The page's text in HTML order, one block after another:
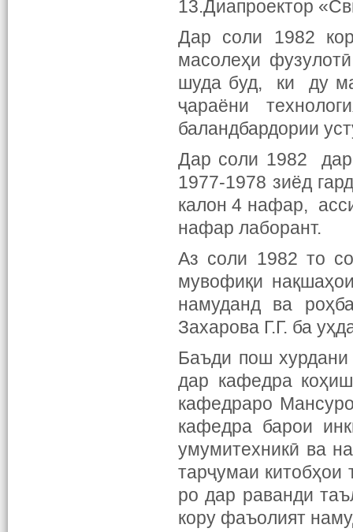
13.Диапроектор
Дар соли 1982
масолеҳи
шуда буд, ки ду
ҷараёни
баландбардории
Дар соли 1982 дар
1977-1978 зиёд
калон 4 нафар,
нафар лаборант.
Аз соли 1982 то
мувофиқи
намуданд ва
Захарова Г.Г. ба
Баъди пош
дар кафедра
кафедраро
кафедра барои
умумитехникӣ ва
тарҷумаи
ро дар раванди
кору фаъолият